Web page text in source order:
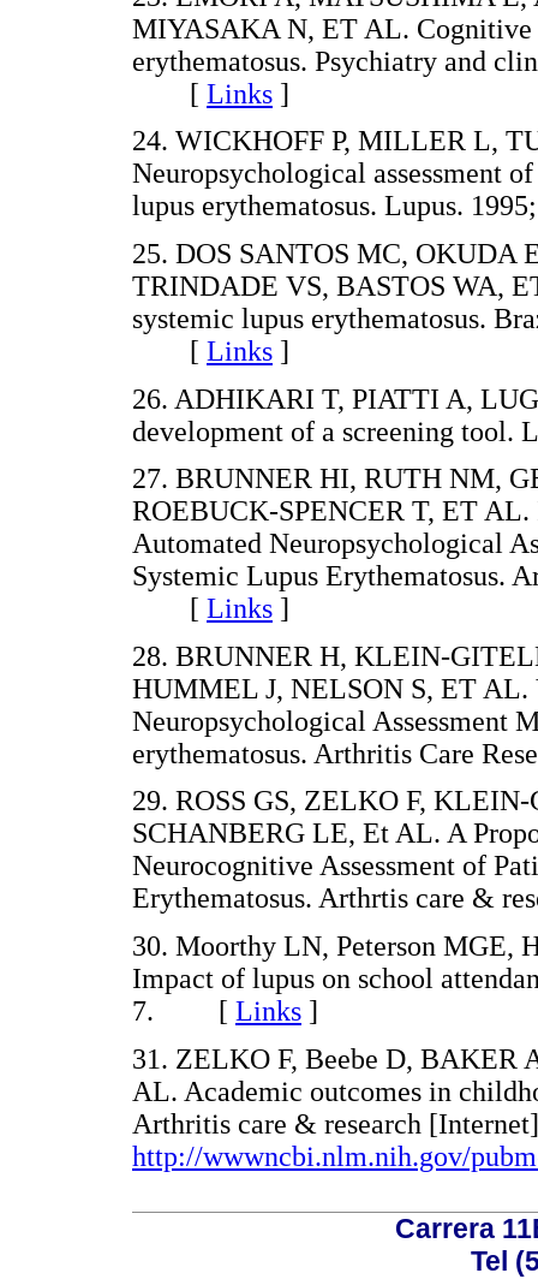
MIYASAKA N, ET AL. Cognitive
erythematosus. Psychiatry and
[ Links ]
24. WICKHOFF P, MILLER L,
Neuropsychological assessment
lupus erythematosus. Lupus.
25. DOS SANTOS MC, OKUDA
TRINDADE VS, BASTOS WA,
systemic lupus erythematosus.
[ Links ]
26. ADHIKARI T, PIATTI A,
development of a screening
27. BRUNNER HI, RUTH NM,
ROEBUCK-SPENCER T, ET
Automated Neuropsychological
Systemic Lupus Erythematosus.
[ Links ]
28. BRUNNER H, KLEIN-
HUMMEL J, NELSON S, ET AL.
Neuropsychological Assessment
erythematosus. Arthritis Care
29. ROSS GS, ZELKO F,
SCHANBERG LE, Et AL. A
Neurocognitive Assessment of
Erythematosus. Arthrtis care &
30. Moorthy LN, Peterson
Impact of lupus on school
7. [ Links ]
31. ZELKO F, Beebe D, BAKER
AL. Academic outcomes in
Arthritis care & research
http://wwwncbi.nlm.nih.gov/
Carrera
Tel